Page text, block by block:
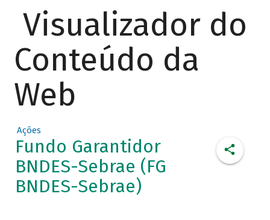
Visualizador do
Conteúdo da
Web
Ações
Fundo Garantidor
BNDES-Sebrae (FG
BNDES-Sebrae)